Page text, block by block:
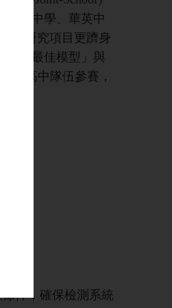
真光中學、華英中
個研究項目更躋身
、「最佳模型」與
支高中隊伍參賽，
件，確保檢測系統